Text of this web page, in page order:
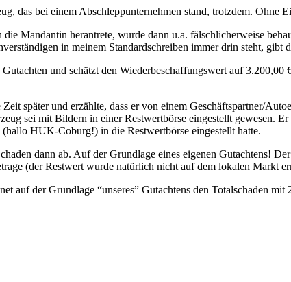
das bei einem Abschleppunternehmen stand, trotzdem.
Mandantin herantrete, wurde dann u.a. fälschlicherweise
in meinem Standardschreiben immer drin steht,
und schätzt den Wiederbeschaffungswert auf
später und erzählte, dass er von einem Geschäftspartner/
sei mit Bildern in einer Restwertbörse eingestellt gewesen.
HUK-Coburg!) in die Restwertbörse eingestellt hatte.
dann ab. Auf der Grundlage eines eigenen Gutachtens!
(der Restwert wurde natürlich nicht auf dem lokalen Markt
auf der Grundlage “unseres” Gutachtens den Totalschaden mit